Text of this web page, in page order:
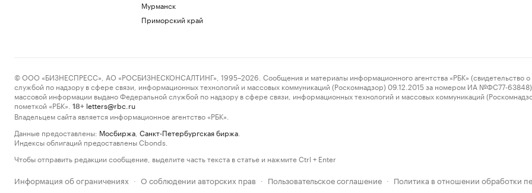
Мурманск
Приморский край
© ООО «БИЗНЕСПРЕСС», АО «РОСБИЗНЕСКОНСАЛТИНГ», 1995–2026. Сообщения и материалы информационного агентства «РБК» (свидетельство о
службой по надзору в сфере связи, информационных технологий и массовых коммуникаций (Роскомнадзор) 09.12.2015 за номером ИА №ФС77-63848)
массовой информации выдано Федеральной службой по надзору в сфере связи, информационных технологий и массовых коммуникаций
пометкой «РБК».
18+ letters@rbc.ru
Владельцем сайта является информационное агентство «РБК».
Данные предоставлены: Мосбиржа Санкт-Петербургская биржа
Индексы облигаций предоставлены Cbonds.
Чтобы отправить редакции сообщение, выделите часть текста в статье и нажмите Ctrl + Enter
Информация об ограничениях · О соблюдении авторских прав · Пользовательское соглашение · Политика в отношении обработки